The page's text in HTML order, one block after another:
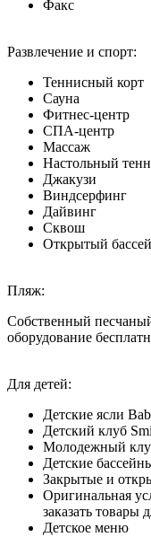
Факс
Развлечение и спорт:
Теннисный корт
Сауна
Фитнес-центр
СПА-центр
Массаж
Настольный
Джакузи
Виндсерфинг
Дайвинг
Сквош
Открытый
Пляж:
Собственный
оборудование
Для детей:
Детские ясли
Детский клуб
Молодежный
Детские
Закрытые и
Оригинальная
заказать товары
Детское меню